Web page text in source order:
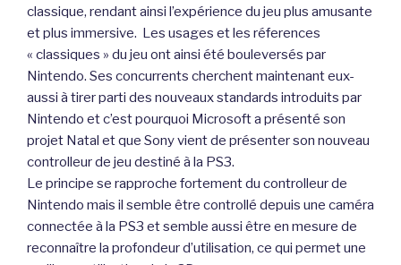
classique, rendant ainsi l’expérience du jeu plus amusante
et plus immersive. Les usages et les réferences
« classiques » du jeu ont ainsi été bouleversés par
Nintendo. Ses concurrents cherchent maintenant eux-
aussi à tirer parti des nouveaux standards introduits par
Nintendo et c’est pourquoi Microsoft a présenté son
projet Natal et que Sony vient de présenter son nouveau
controlleur de jeu destiné à la PS3.
Le principe se rapproche fortement du controlleur de
Nintendo mais il semble être controllé depuis une caméra
connectée à la PS3 et semble aussi être en mesure de
reconnaître la profondeur d’utilisation, ce qui permet une